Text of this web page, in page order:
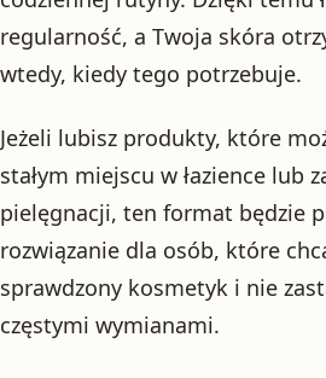
regularność, a Twoja skóra
wtedy, kiedy tego potrzebuje.
Jeżeli lubisz produkty, które
stałym miejscu w łazience lub
pielęgnacji, ten format będzie
rozwiązanie dla osób, które
sprawdzony kosmetyk i nie
częstymi wymianami.